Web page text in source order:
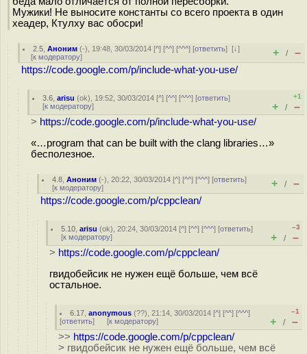
Мужики! Не выносите константы со всего проекта в один
хеадер, Ктулху вас обосри!
2.5 ,Аноним (-), 19:48, 30/03/2014 [^] [^^] [^^^] [ответить][↓]
[к модератору] + / –
https://code.google.com/p/include-what-you-use/
3.6 ,arisu (ok), 19:52, 30/03/2014 [^] [^^] [^^^] [ответить]
[к модератору]
+1
+ / –
> https://code.google.com/p/include-what-you-use/
«…program that can be built with the clang libraries…»
бесполезное.
4.8 ,Аноним (-), 20:22, 30/03/2014 [^] [^^] [^^^] [ответить]
[к модератору] + / –
https://code.google.com/p/cppclean/
5.10 ,arisu (ok), 20:24, 30/03/2014 [^] [^^] [^^^] [ответить]
[к модератору]
–3
+ / –
> https://code.google.com/p/cppclean/
гвидобейсик не нужен ещё больше, чем всё
остальное.
6.17 ,anonymous (??), 21:14, 30/03/2014 [^] [^^] [^^^]
[ответить] [к модератору]
–1
+ / –
>> https://code.google.com/p/cppclean/
> гвидобейсик не нужен ещё больше, чем всё